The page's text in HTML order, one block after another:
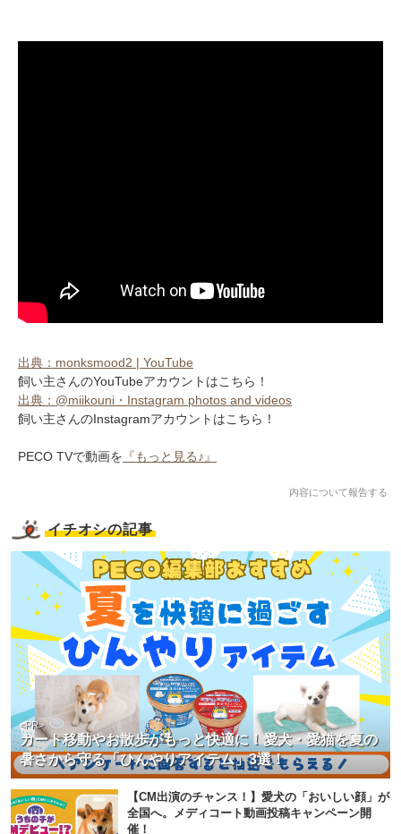
出典：monksmood2 | YouTube
飼い主さんのYouTubeアカウントはこちら！
出典：@miikouni・Instagram photos and videos
飼い主さんのInstagramアカウントはこちら！
PECO TVで動画を 『もっと見る♪』
内容について報告する
イチオシの記事
カート移動やお散歩がもっと快適に！愛犬・愛猫を夏の
暑さから守る「ひんやりアイテム」3選！
<PR>
【CM出演のチャンス！】愛犬の「おいしい顔」が
全国へ。メディコート動画投稿キャンペーン開
催！